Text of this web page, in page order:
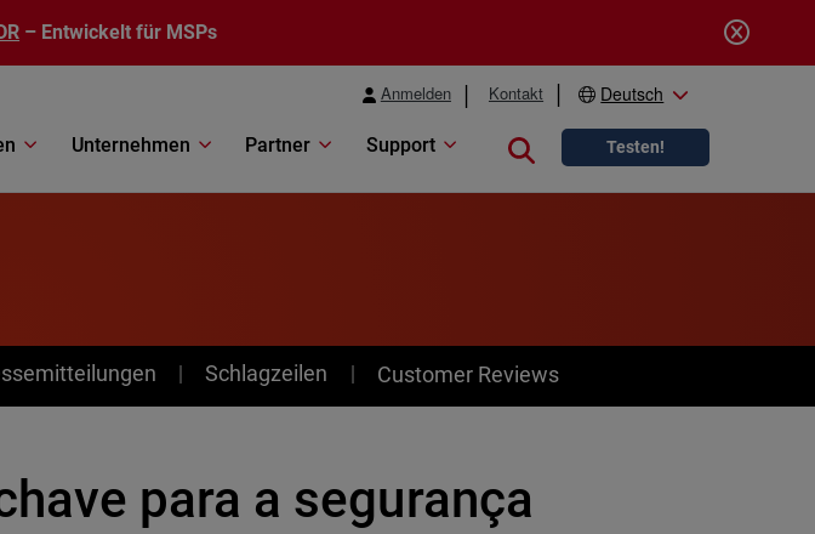
– Entwickelt für MSPs
Anmelden Kontakt Deutsch
Unternehmen Partner Support Close search
Testen!
Schlagzeilen Customer Reviews
para a segurança